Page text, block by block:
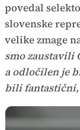
povedal
slovenske
velike zmage
smo zaustavili
a odločilen je
bili